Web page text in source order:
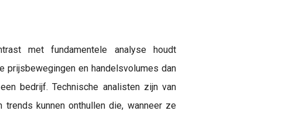
met fundamentele analyse houdt
en handelsvolumes dan
bedrijf. Technische analisten zijn van
kunnen onthullen die, wanneer ze